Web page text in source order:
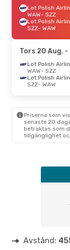
Lot Polish
WAW- SZZ
Lot Polish
SZZ- WAW
Tors 20 Aug. -
Lot Polish
WAW- SZZ
Lot Polish
SZZ- WAW
Priserna som
senaste 20
betraktas som
tillgänglighet
Avstånd: